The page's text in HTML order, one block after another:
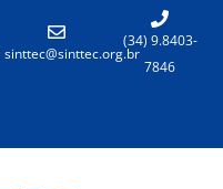
sinttec@sinttec.org.br
(34) 9.8403-
7846